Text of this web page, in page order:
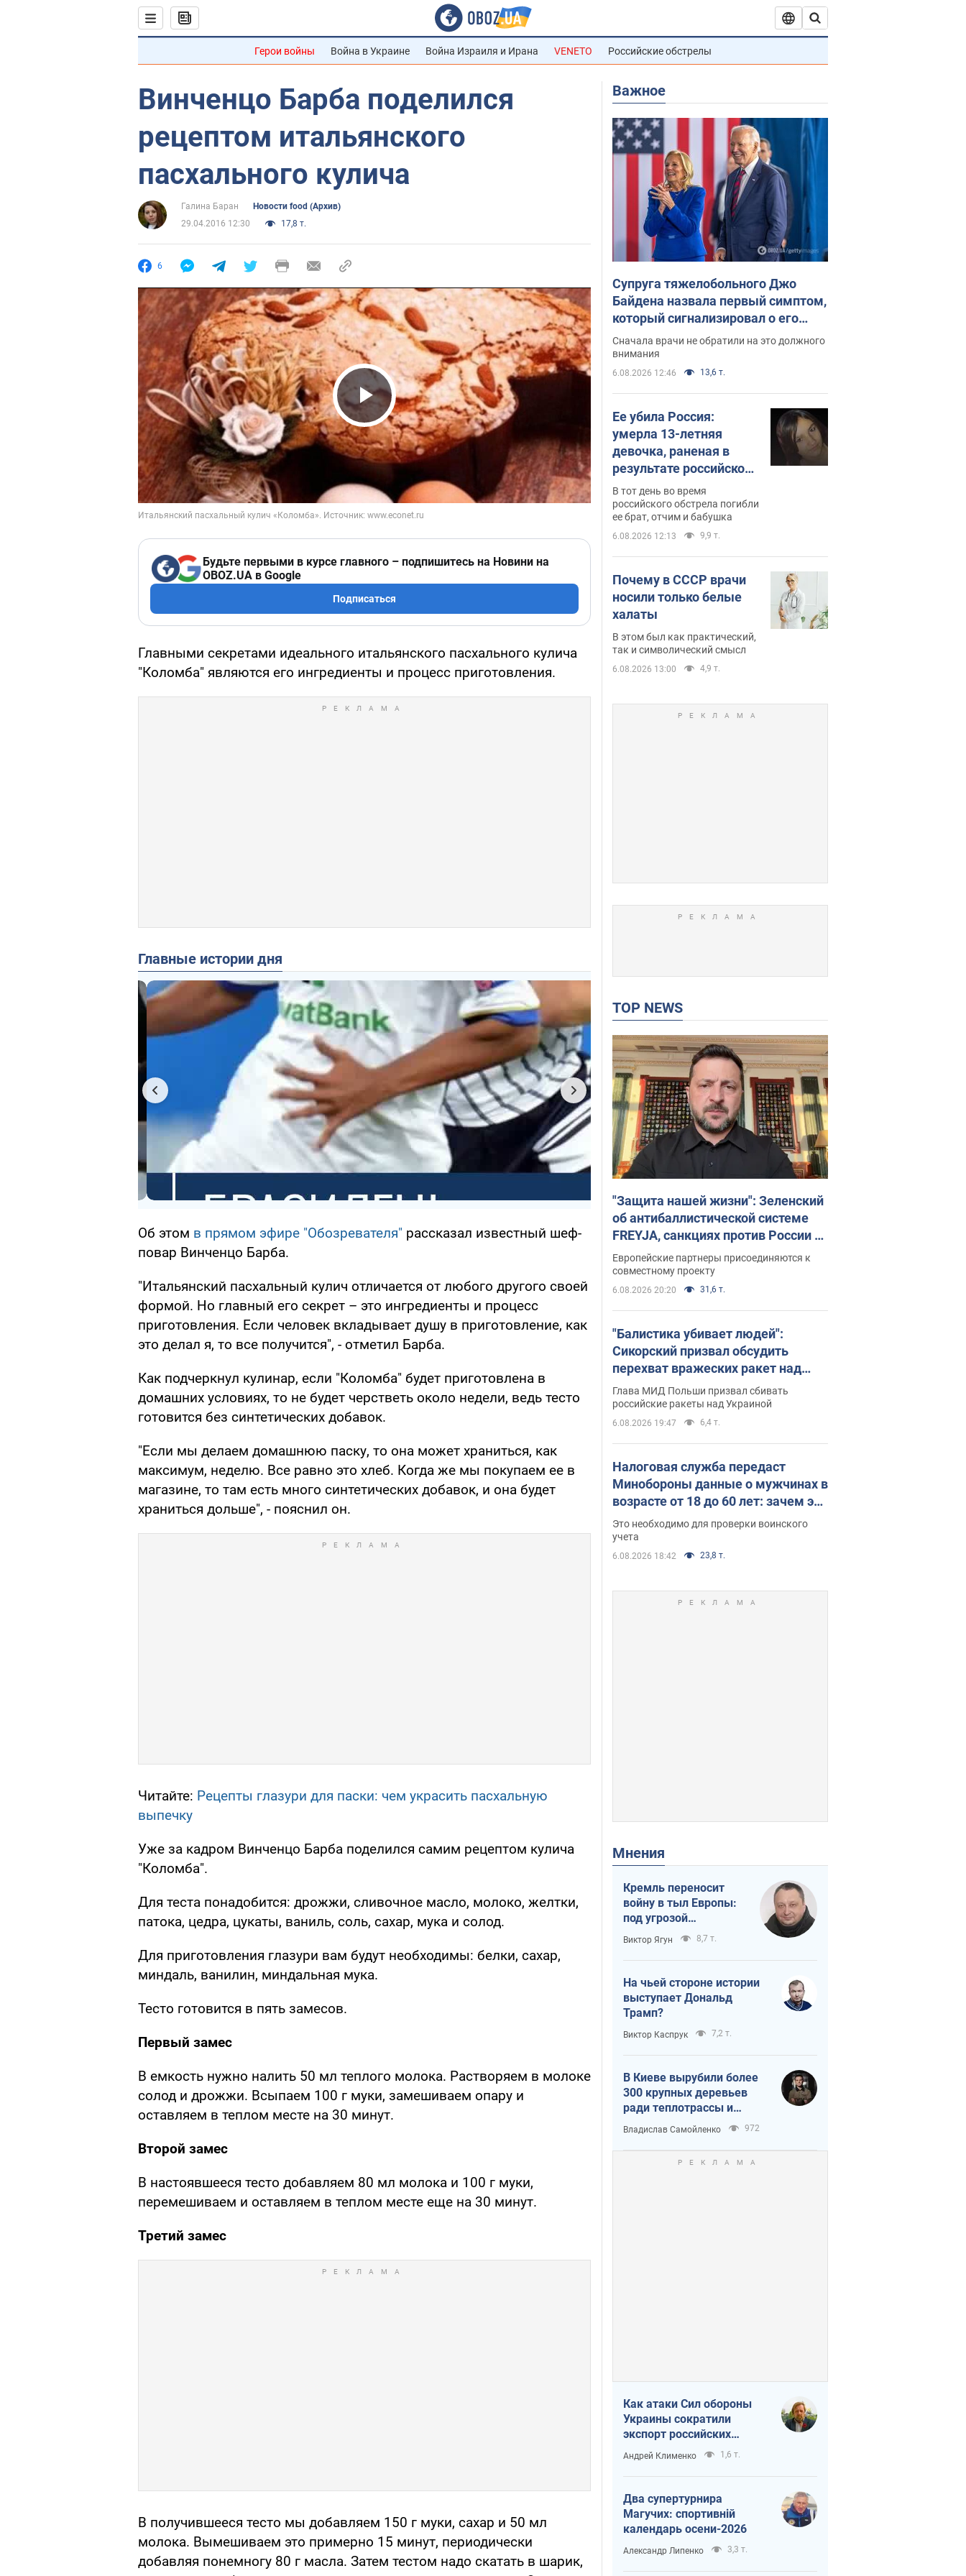
Герои войны Война в Украине Война Израиля и Ирана VENETO Российские обстрелы
Винченцо Барба поделился
рецептом итальянского
пасхального кулича
Галина Баран
Новости food (Архив)
29.04.2016 12:30
17,8 т.
6
Play Video
Будьте первыми в курсе главного – подпишитесь на Новини на
OBOZ.UA в Google
Подписаться
Главными секретами идеального итальянского пасхального кулича
"Коломба" являются его ингредиенты и процесс приготовления.
Главные истории дня
Об этом в прямом эфире "Обозревателя" рассказал известный шеф-
повар Винченцо Барба.
"Итальянский пасхальный кулич отличается от любого другого своей
формой. Но главный его секрет – это ингредиенты и процесс
приготовления. Если человек вкладывает душу в приготовление, как
это делал я, то все получится", - отметил Барба.
Как подчеркнул кулинар, если "Коломба" будет приготовлена в
домашних условиях, то не будет черстветь около недели, ведь тесто
готовится без синтетических добавок.
"Если мы делаем домашнюю паску, то она может храниться, как
максимум, неделю. Все равно это хлеб. Когда же мы покупаем ее в
магазине, то там есть много синтетических добавок, и она будет
храниться дольше", - пояснил он.
Читайте: Рецепты глазури для паски: чем украсить пасхальную
выпечку
Уже за кадром Винченцо Барба поделился самим рецептом кулича
"Коломба".
Для теста понадобится: дрожжи, сливочное масло, молоко, желтки,
патока, цедра, цукаты, ваниль, соль, сахар, мука и солод.
Для приготовления глазури вам будут необходимы: белки, сахар,
миндаль, ванилин, миндальная мука.
Тесто готовится в пять замесов.
Первый замес
В емкость нужно налить 50 мл теплого молока. Растворяем в молоке
солод и дрожжи. Всыпаем 100 г муки, замешиваем опару и
оставляем в теплом месте на 30 минут.
Второй замес
В настоявшееся тесто добавляем 80 мл молока и 100 г муки,
перемешиваем и оставляем в теплом месте еще на 30 минут.
Третий замес
В получившееся тесто мы добавляем 150 г муки, сахар и 50 мл
молока. Вымешиваем это примерно 15 минут, периодически
добавляя понемногу 80 г масла. Затем тестом надо скатать в шарик,
Важное
Супруга тяжелобольного Джо
Байдена назвала первый симптом,
который сигнализировал о его
"агрессивном" раке
Сначала врачи не обратили на это должного
внимания
6.08.2026 12:46 13,6 т.
Ее убила Россия:
умерла 13-летняя
девочка, раненая в
результате российской
атаки на Сумскую
область. Фото
В тот день во время
российского обстрела погибли
ее брат, отчим и бабушка
6.08.2026 12:13 9,9 т.
Почему в СССР врачи
носили только белые
халаты
В этом был как практический,
так и символический смысл
6.08.2026 13:00 4,9 т.
TOP NEWS
"Защита нашей жизни": Зеленский
об антибаллистической системе
FREYJA, санкциях против России и
поддержке аграриев. Видео
Европейские партнеры присоединяются к
совместному проекту
6.08.2026 20:20 31,6 т.
"Балистика убивает людей":
Сикорский призвал обсудить
перехват вражеских ракет над
Украиной
Глава МИД Польши призвал сбивать
российские ракеты над Украиной
6.08.2026 19:47 6,4 т.
Налоговая служба передаст
Минобороны данные о мужчинах в
возрасте от 18 до 60 лет: зачем это
нужно
Это необходимо для проверки воинского
учета
6.08.2026 18:42 23,8 т.
Мнения
Кремль переносит
войну в тыл Европы:
под угрозой
критическая
логистика
Виктор Ягун 8,7 т.
На чьей стороне истории
выступает Дональд
Трамп?
Виктор Каспрук 7,2 т.
В Киеве вырубили более
300 крупных деревьев
ради теплотрассы и
вопреки Генплану
Владислав Самойленко 972
Как атаки Сил обороны
Украины сократили
экспорт российских
нефтепродуктов
Андрей Клименко 1,6 т.
Два супертурнира
Магучих: спортивній
календарь осени-2026
Александр Липенко 3,3 т.